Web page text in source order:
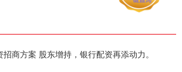
商方案 股东增持，银行配资再添动力。